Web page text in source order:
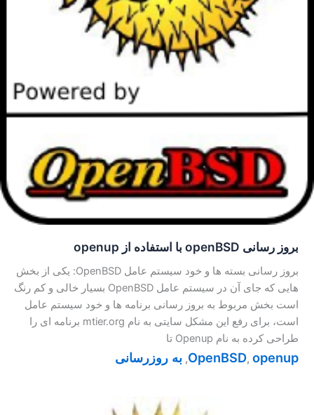
بروز رسانی openBSD با استفاده از openup
بروز رسانی بسته ها و خود سیستم عامل OpenBSD: یکی از بخش
هایی که جای آن در سیستم عامل OpenBSD بسیار خالی و کم رنگ
است بخش مربوط به بروز رسانی برنامه ها و خود سیستم عامل
است، برای رفع این مشکل سایتی به نام mtier.org برنامه ای را
طراحی کرده به نام Openup تا
OpenBSD,openup
, به روزرسانی